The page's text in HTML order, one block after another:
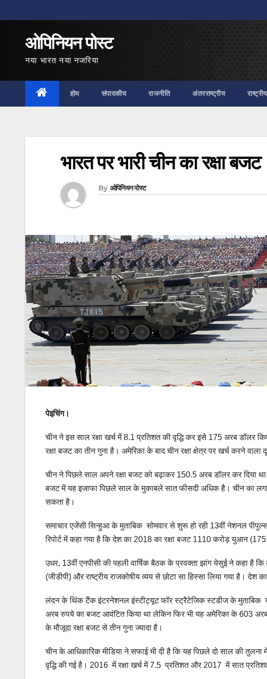
to
ओपिनियन पोस्ट
नया भारत नया नजरिया
होम संपादकीय राजनीति अंतरराष्ट्रीय राष्ट्रीय
भारत पर भारी चीन का रक्षा बजट
By ओपिनियन पोस्ट
पेइचिंग।
चीन ने इस साल रक्षा खर्च में 8.1 प्रतिशत की वृद्धि कर इसे 175 अरब डॉलर
रक्षा बजट का तीन गुना है। अमेरिका के बाद चीन रक्षा क्षेत्र पर खर्च करने
चीन ने पिछले साल अपने रक्षा बजट को बढ़ाकर 150.5 अरब डॉलर कर दिया था।
बजट में यह इजाफा पिछले साल के मुकाबले सात फीसदी अधिक है। चीन का
सकता है।
समाचार एजेंसी सिन्हुआ के मुताबिक सोमवार से शुरू हो रही 13वीं नेशनल
रिपोर्ट में कहा गया है कि देश का 2018 का रक्षा बजट 1110 करोड़ युआन
उधर, 13वीं एनपीसी की पहली वार्षिक बैठक के प्रवक्ता झांग येसुई ने कहा है
(जीडीपी) और राष्ट्रीय राजकोषीय व्यय से छोटा सा हिस्सा लिया गया है।
लंदन के थिंक टैंक इंटरनेशनल इंस्‍टीट्यूट फॉर स्ट्रैटेजिक स्टडीज के मुताबिक
अरब रुपये का बजट आवंटित किया था लेकिन फिर भी यह अमेरिका के 603
के मौजूदा रक्षा बजट से तीन गुना ज्यादा है।
चीन के आधिकारिक मीडिया ने सफाई भी दी है कि यह पिछले दो साल की
वृद्धि की गई है। 2016 में रक्षा खर्च में 7.5 प्रतिशत और 2017 में सात प्रतिशत